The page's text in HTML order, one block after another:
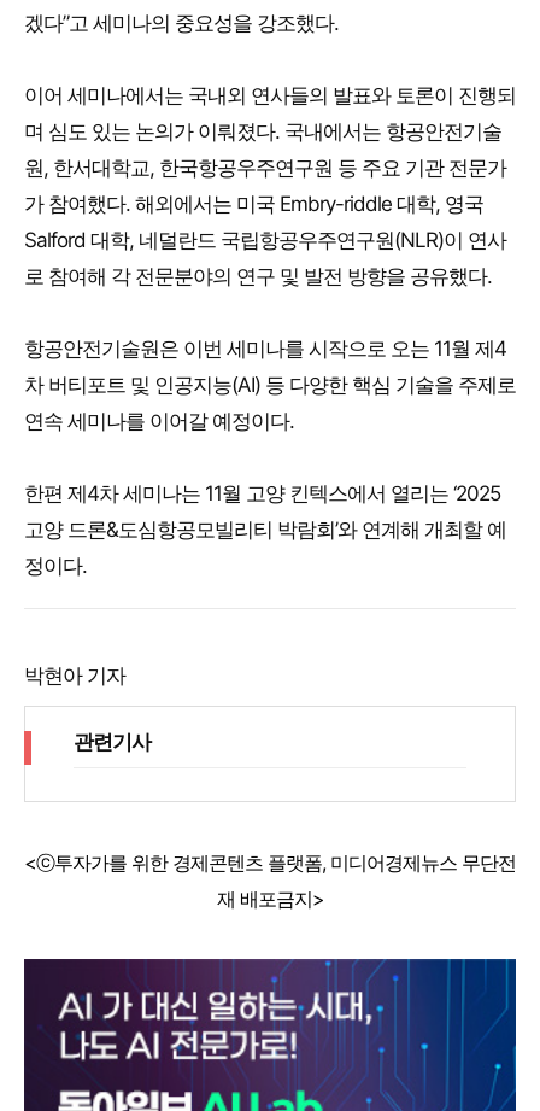
겠다”고 세미나의 중요성을 강조했다.
이어 세미나에서는 국내외 연사들의 발표와 토론이 진행되
며 심도 있는 논의가 이뤄졌다. 국내에서는 항공안전기술
원, 한서대학교, 한국항공우주연구원 등 주요 기관 전문가
가 참여했다. 해외에서는 미국 Embry-riddle 대학, 영국
Salford 대학, 네덜란드 국립항공우주연구원(NLR)이 연사
로 참여해 각 전문분야의 연구 및 발전 방향을 공유했다.
항공안전기술원은 이번 세미나를 시작으로 오는 11월 제4
차 버티포트 및 인공지능(AI) 등 다양한 핵심 기술을 주제로
연속 세미나를 이어갈 예정이다.
한편 제4차 세미나는 11월 고양 킨텍스에서 열리는 ‘2025
고양 드론&도심항공모빌리티 박람회’와 연계해 개최할 예
정이다.
박현아 기자
관련기사
<ⓒ투자가를 위한 경제콘텐츠 플랫폼, 미디어경제뉴스 무단전
재 배포금지>